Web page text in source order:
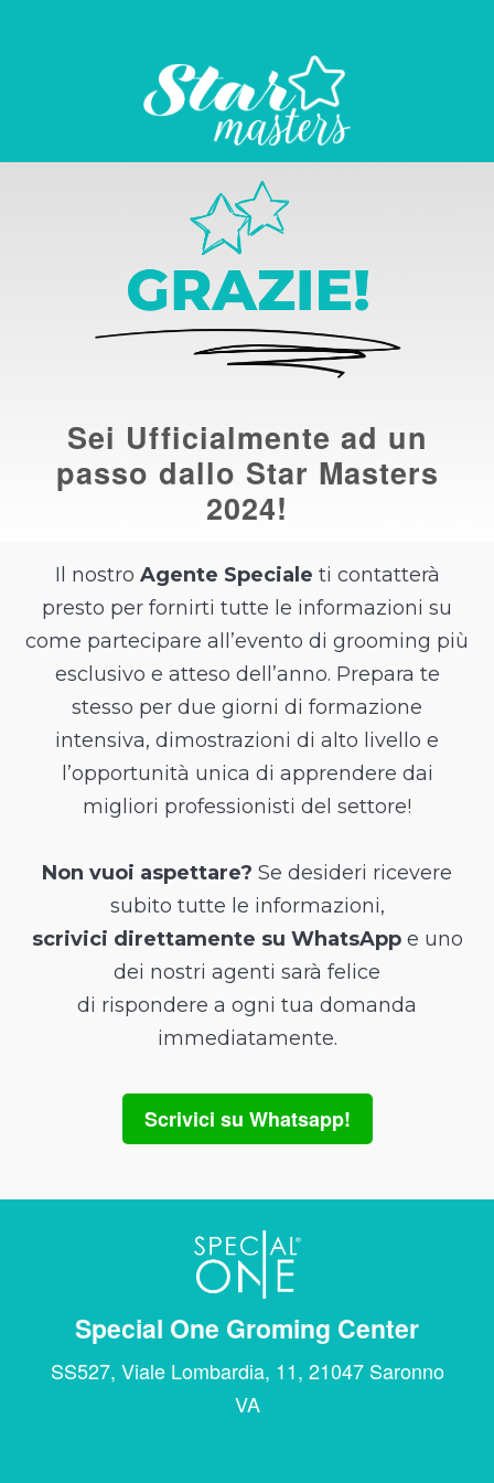
Sei Ufficialmente ad un
passo dallo Star Masters
2024!
Il nostro Agente Speciale ti contatterà
presto per fornirti tutte le informazioni su
come partecipare all’evento di grooming più
esclusivo e atteso dell’anno. Prepara te
stesso per due giorni di formazione
intensiva, dimostrazioni di alto livello e
l’opportunità unica di apprendere dai
migliori professionisti del settore!
Non vuoi aspettare? Se desideri ricevere
subito tutte le informazioni,
scrivici direttamente su WhatsAppe uno
dei nostri agenti sarà felice
di rispondere a ogni tua domanda
immediatamente.
Scrivici su Whatsapp!
Special One Groming Center
SS527, Viale Lombardia, 11, 21047 Saronno
VA